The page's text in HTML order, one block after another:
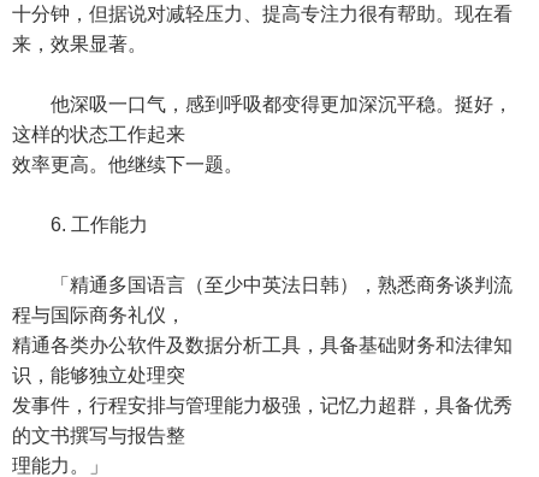
十分钟，但据说对减轻压力、提高专注力很有帮助。现在看
来，效果显著。
他深吸一口气，感到呼吸都变得更加深沉平稳。挺好，
这样的状态工作起来
效率更高。他继续下一题。
6. 工作能力
「精通多国语言（至少中英法日韩），熟悉商务谈判流
程与国际商务礼仪，
精通各类办公软件及数据分析工具，具备基础财务和法律知
识，能够独立处理突
发事件，行程安排与管理能力极强，记忆力超群，具备优秀
的文书撰写与报告整
理能力。」